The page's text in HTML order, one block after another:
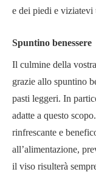
e dei piedi e viziatevi
Spuntino benessere
Il culmine della
grazie allo spuntino
pasti leggeri. In
adatte a questo
rinfrescante e
all’alimentazione,
il viso risulterà